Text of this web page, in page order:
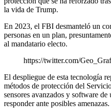
la vida de Trump.
En 2023, el FBI desmanteló un
personas en un plan,
al mandatario electo.
https://twitter.com/
El despliegue de esta tecnología
métodos de protección del
sensores avanzados y software
responder ante posibles amenazas.